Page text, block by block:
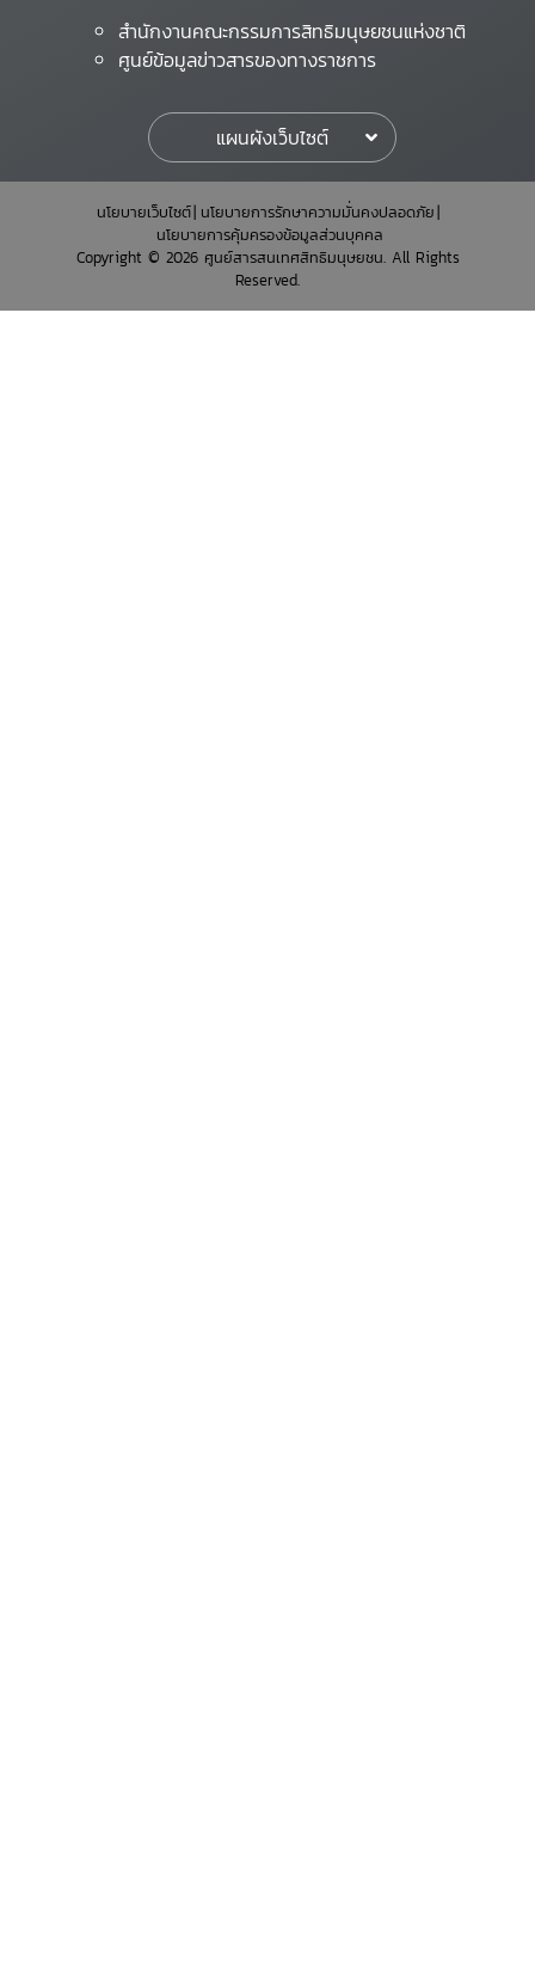
สำนักงานคณะกรรมการสิทธิมนุษยชนแห่งชาติ
ศูนย์ข้อมูลข่าวสารของทางราชการ
แผนผังเว็บไซต์
นโยบายเว็บไซต์ นโยบายการรักษาความมั่นคงปลอดภัย
นโยบายการคุ้มครองข้อมูลส่วนบุคคล
Copyright © 2026 ศูนย์สารสนเทศสิทธิมนุษยชน. All Rights
Reserved.